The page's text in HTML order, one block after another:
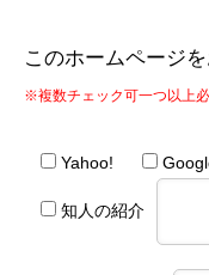
このホームページ
※複数チェック可一つ以上
Yahoo!
知人の紹介